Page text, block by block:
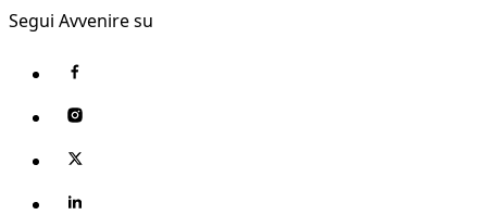
Segui Avvenire su